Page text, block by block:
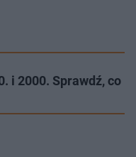
i 2000. Sprawdź, co